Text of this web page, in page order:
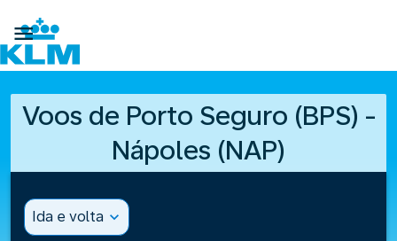

Voos de Porto Seguro (BPS) -
Nápoles (NAP)
Ida e volta expand_more